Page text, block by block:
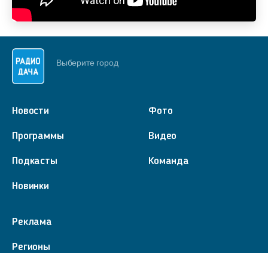
Выберите город
Новости
Программы
Подкасты
Новинки
Фото
Видео
Команда
Реклама
Регионы